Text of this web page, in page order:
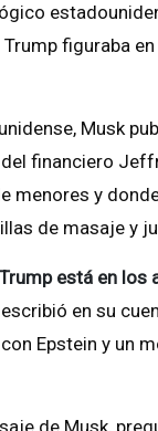
figuraba
Musk
financiero
y
de masaje y
Trump está en los
en su
Epstein y un
de Musk,